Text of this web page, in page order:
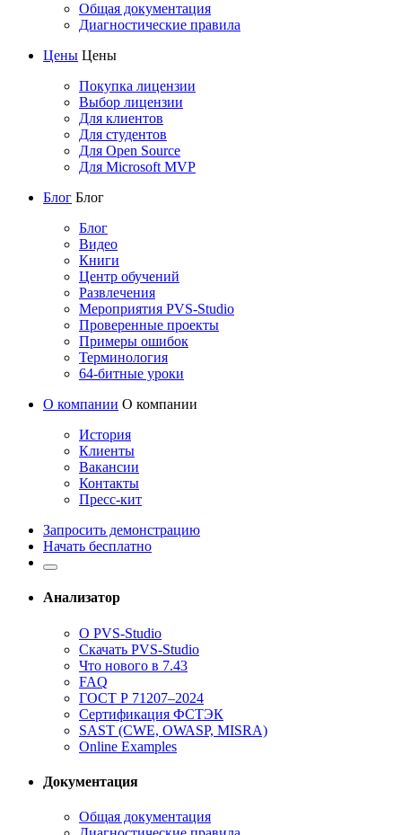
Общая документация
Диагностические правила
Цены Цены
Покупка лицензии
Выбор лицензии
Для клиентов
Для студентов
Для Open Source
Для Microsoft MVP
Блог Блог
Блог
Видео
Книги
Центр обучений
Развлечения
Мероприятия PVS-Studio
Проверенные проекты
Примеры ошибок
Терминология
64-битные уроки
О компании О компании
История
Клиенты
Вакансии
Контакты
Пресс-кит
Запросить демонстрацию
Начать бесплатно
Анализатор
О PVS-Studio
Скачать PVS-Studio
Что нового в 7.43
FAQ
ГОСТ Р 71207–2024
Сертификация ФСТЭК
SAST (CWE, OWASP, MISRA)
Online Examples
Документация
Общая документация